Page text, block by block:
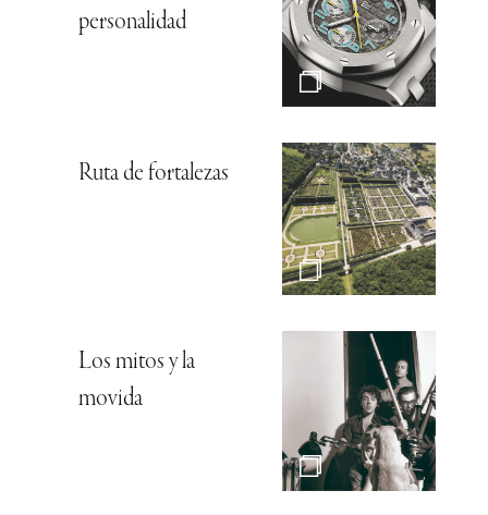
personalidad
Ruta de fortalezas
Los mitos y la
movida